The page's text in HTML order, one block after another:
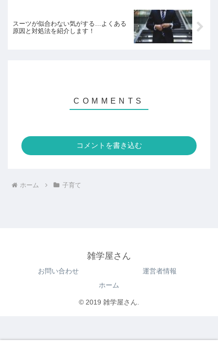
スーツが似合わない気がする…よくある
原因と対処法を紹介します！
コメントを書き込む
ホーム 子育て
雑学屋さん
お問い合わせ
運営者情報
ホーム
© 2019 雑学屋さん.